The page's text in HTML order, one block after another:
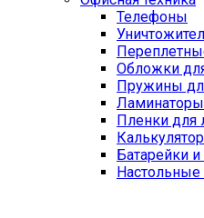
Телефоны
Обложки
Пружины
Ламинаторы
Пленки для
Батарейки